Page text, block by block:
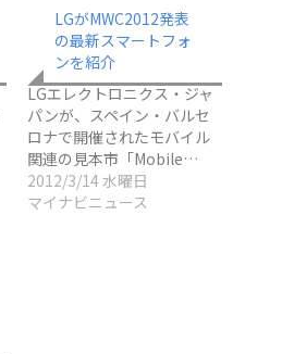
LGがMWC2012発表
の最新スマートフォ
ンを紹介
LGエレクトロニクス・ジャ
パンが、スペイン・バルセ
ロナで開催されたモバイル
関連の見本市「Mobile…
2012/3/14 水曜日
マイナビニュース